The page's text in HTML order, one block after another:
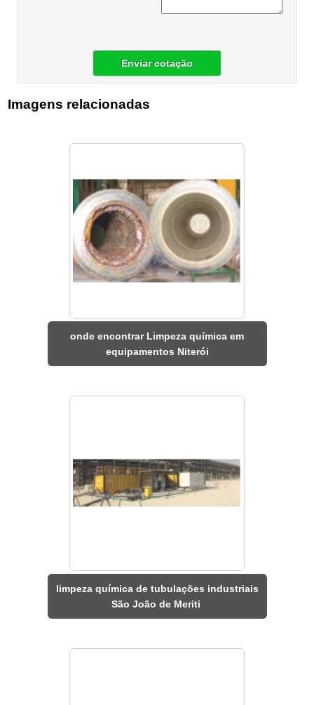
Enviar cotação
Imagens relacionadas
onde encontrar Limpeza química em
equipamentos Niterói
limpeza química de tubulações industriais
São João de Meriti